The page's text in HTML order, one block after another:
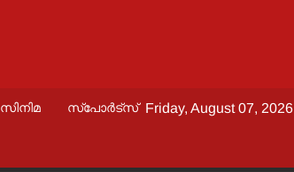
സിനിമ സ്പോർട്സ് Friday, August 07, 2026